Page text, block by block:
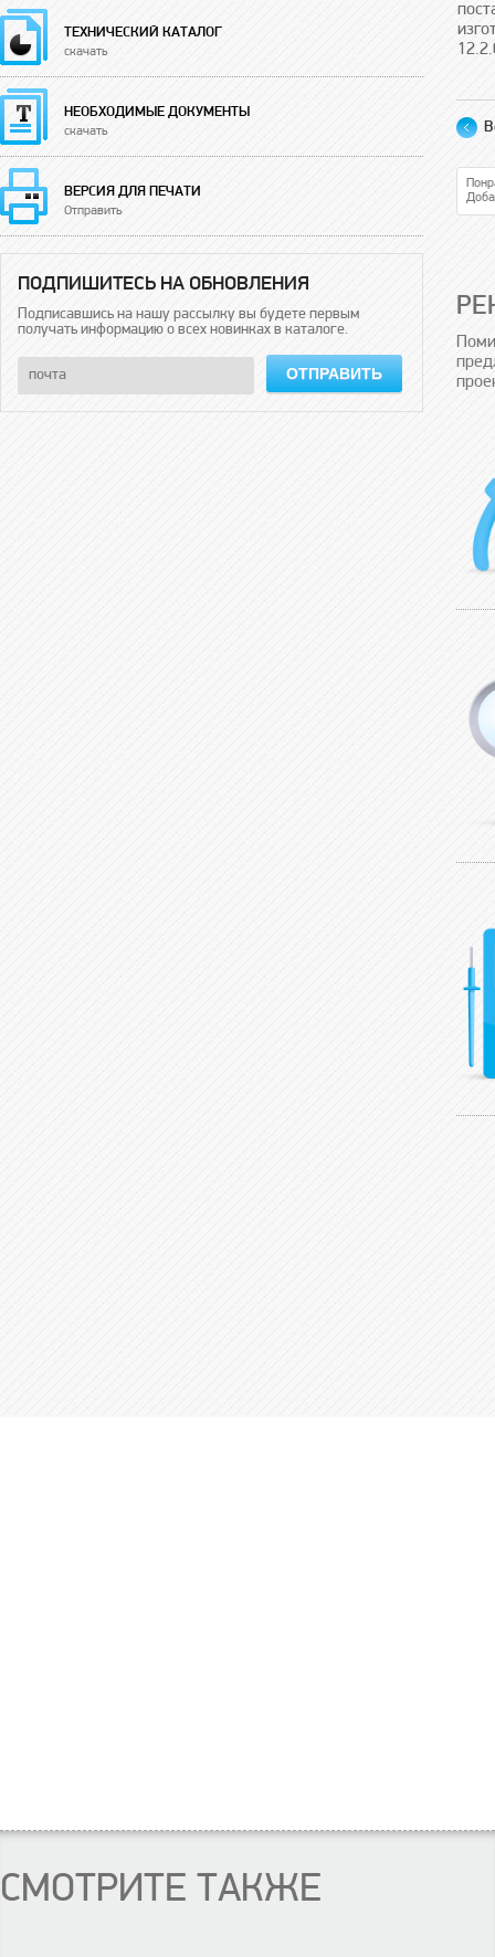
ТЕХНИЧЕСКИЙ КАТАЛОГ
скачать
НЕОБХОДИМЫЕ ДОКУМЕНТЫ
скачать
ВЕРСИЯ ДЛЯ ПЕЧАТИ
Отправить
ПОДПИШИТЕСЬ НА ОБНОВЛЕНИЯ
Подписавшись на нашу рассылку вы будете первым
получать информацию о всех новинках в каталоге.
ОТПРАВИТЬ
СМОТРИТЕ ТАКЖЕ